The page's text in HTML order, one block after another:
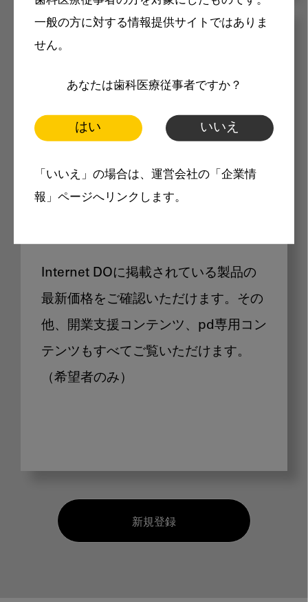
一般の方に対する情報提供サイトではありま
せん。
あなたは歯科医療従事者ですか？
はい いいえ
「いいえ」の場合は、運営会社の「企業情
報」ページへリンクします。
Internet DOに掲載されている
製品価格も閲覧可能
Internet DOに掲載されている製品の
最新価格をご確認いただけます。その
他、開業支援コンテンツ、pd専用コン
テンツもすべてご覧いただけます。
（希望者のみ）
新規登録